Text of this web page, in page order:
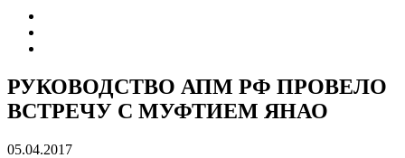
РУКОВОДСТВО АПМ РФ ПРОВЕЛО
ВСТРЕЧУ С МУФТИЕМ ЯНАО
05.04.2017